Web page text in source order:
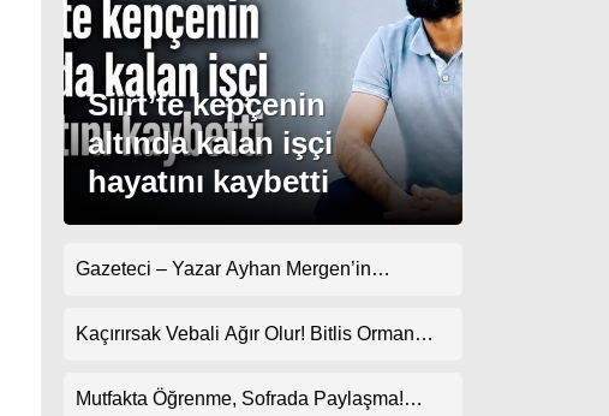
Gündem
Siirt’te kepçenin
altında kalan işçi
hayatını kaybetti
Gazeteci – Yazar Ayhan Mergen’in
Bari Bu Kez Uyanık Olalım”
Kaçırırsak Vebali Ağır Olur! Bitlis Orman
Mutfakta Öğrenme, Sofrada Paylaşma!